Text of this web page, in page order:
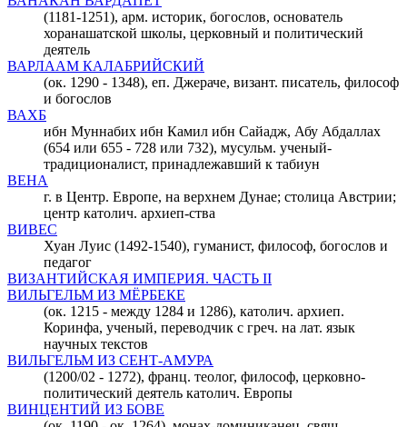
(1181-1251), арм. историк, богослов, основатель
хоранашатской школы, церковный и политический
деятель
ВАРЛААМ КАЛАБРИЙСКИЙ
(ок. 1290 - 1348), еп. Джераче, визант. писатель, философ
и богослов
ВАХБ
ибн Муннабих ибн Камил ибн Сайадж, Абу Абдаллах
(654 или 655 - 728 или 732), мусульм. ученый-
традиционалист, принадлежавший к табиун
ВЕНА
г. в Центр. Европе, на верхнем Дунае; столица Австрии;
центр католич. архиеп-ства
ВИВЕС
Хуан Луис (1492-1540), гуманист, философ, богослов и
педагог
ВИЗАНТИЙСКАЯ ИМПЕРИЯ. ЧАСТЬ II
ВИЛЬГЕЛЬМ ИЗ МЁРБЕКЕ
(ок. 1215 - между 1284 и 1286), католич. архиеп.
Коринфа, ученый, переводчик с греч. на лат. язык
научных текстов
ВИЛЬГЕЛЬМ ИЗ СЕНТ-АМУРА
(1200/02 - 1272), франц. теолог, философ, церковно-
политический деятель католич. Европы
ВИНЦЕНТИЙ ИЗ БОВЕ